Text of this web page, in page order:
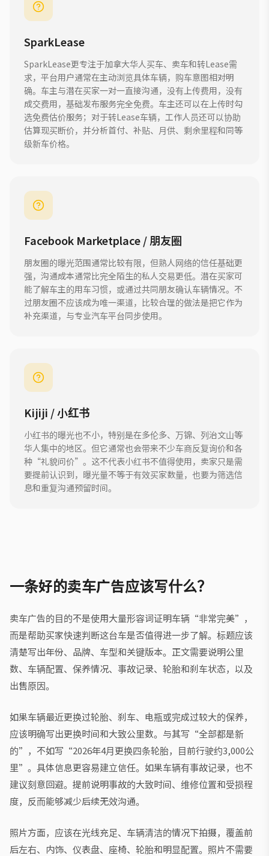
SparkLease
SparkLease更专注于加拿大华人买车、卖车和转Lease需
求，平台用户通常在主动浏览具体车辆，购车意图相对明
确。车主与潜在买家一对一直接沟通，没有上传费用，没有
成交费用，基础发布服务完全免费。车主还可以在上传时勾
选免费估价服务；对于转Lease车辆，工作人员还可以协助
估算现买断价，并分析首付、补贴、月供、剩余里程和同等
级新车价格。
Facebook Marketplace / 朋友圈
朋友圈的曝光范围通常比较有限，但熟人网络的信任基础更
强，沟通成本通常比完全陌生的私人交易更低。潜在买家可
能了解车主的用车习惯，或通过共同朋友确认车辆情况。不
过朋友圈不应该成为唯一渠道，比较合理的做法是把它作为
补充渠道，与专业汽车平台同步使用。
Kijiji / 小红书
小红书的曝光也不小，特别是在多伦多、万锦、列治文山等
华人集中的地区。但它通常也会带来不少车商反复询价和各
种“礼貌问价”。这不代表小红书不值得使用，卖家只是需
要提前认识到，曝光量不等于有效买家数量，也要为筛选信
息和重复沟通预留时间。
一条好的卖车广告应该写什么？
卖车广告的目的不是使用大量形容词证明车辆“非常完美”，
而是帮助买家快速判断这台车是否值得进一步了解。标题应该
清楚写出年份、品牌、车型和关键版本。正文需要说明公里
数、车辆配置、保养情况、事故记录、轮胎和刹车状态，以及
出售原因。
如果车辆最近更换过轮胎、刹车、电瓶或完成过较大的保养，
应该明确写出更换时间和大致公里数。与其写“全部都是新
的”，不如写“2026年4月更换四条轮胎，目前行驶约3,000公
里”。具体信息更容易建立信任。如果车辆有事故记录，也不
建议刻意回避。提前说明事故的大致时间、维修位置和受损程
度，反而能够减少后续无效沟通。
照片方面，应该在光线充足、车辆清洁的情况下拍摄，覆盖前
后左右、内饰、仪表盘、座椅、轮胎和明显配置。照片不需要